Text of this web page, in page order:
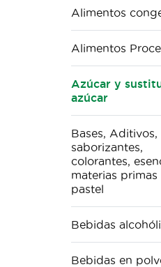
Alimentos
Alimentos
Azúcar y
azúcar
Bases, Aditivos,
saborizantes,
colorantes,
materias primas
pastel
Bebidas
Bebidas en